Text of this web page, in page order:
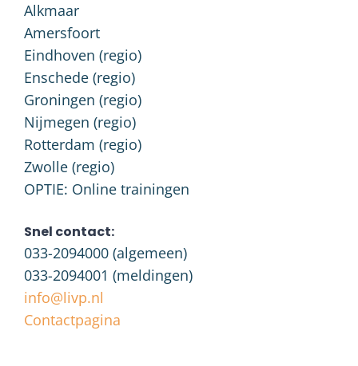
Alkmaar
Amersfoort
Eindhoven (regio)
Enschede (regio)
Groningen (regio)
Nijmegen (regio)
Rotterdam (regio)
Zwolle (regio)
OPTIE: Online trainingen
Snel contact:
033-2094000 (algemeen)
033-2094001 (meldingen)
info@livp.nl
Contactpagina